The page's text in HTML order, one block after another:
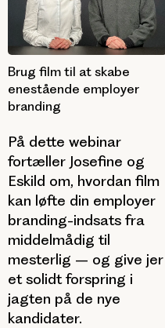
Brug film til at skabe
enestående employer
branding
På dette webinar
fortæller Josefine og
Eskild om, hvordan film
kan løfte din employer
branding-indsats fra
middelmådig til
mesterlig – og give jer
et solidt forspring i
jagten på de nye
kandidater.